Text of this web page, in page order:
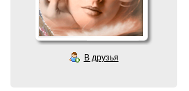
В друзья